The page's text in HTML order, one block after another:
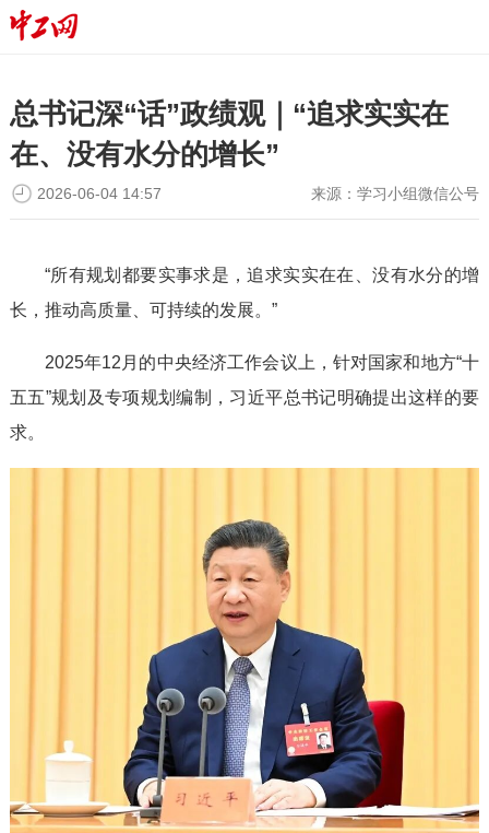
总书记深“话”政绩观｜“追求实实在
在、没有水分的增长”
来源：学习小组微信公号
2026-06-04 14:57
“所有规划都要实事求是，追求实实在在、没有水分的增
长，推动高质量、可持续的发展。”
2025年12月的中央经济工作会议上，针对国家和地方“十
五五”规划及专项规划编制，习近平总书记明确提出这样的要
求。